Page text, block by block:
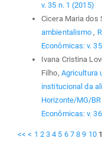
v. 35 n. 1 (2015)
Cicera Maria dos
ambientalismo,
Econômicas: v.
Ivana Cristina
Filho, Agricultura
institucional da
Horizonte/MG/BR
Econômicas: v.
<< < 1 2 3 4 5 6 7 8 9 10